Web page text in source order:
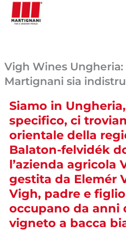
Vigh Wines Ungheria:
Martignani sia
Siamo in
specifico, ci
orientale della
Balaton-felvidék
l’azienda agricola
gestita da Elemér
Vigh, padre e
occupano da anni
vigneto a bacca